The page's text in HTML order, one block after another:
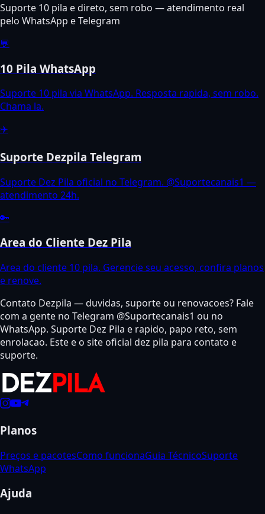
Suporte 10 pila e direto, sem robo — atendimento real
pelo WhatsApp e Telegram
💬
10 Pila WhatsApp
Suporte 10 pila via WhatsApp. Resposta rapida, sem robo.
Chama la.
✈️
Suporte Dezpila Telegram
Suporte Dez Pila oficial no Telegram. @Suportecanais1 —
atendimento 24h.
🔑
Area do Cliente Dez Pila
Area do cliente 10 pila. Gerencie seu acesso, confira planos
e renove.
Contato Dezpila — duvidas, suporte ou renovacoes? Fale
com a gente no Telegram @Suportecanais1 ou no
WhatsApp. Suporte Dez Pila e rapido, papo reto, sem
enrolacao. Este e o site oficial dez pila para contato e
suporte.
Planos
Preços e pacotesComo funcionaGuia TécnicoSuporte
WhatsApp
Ajuda